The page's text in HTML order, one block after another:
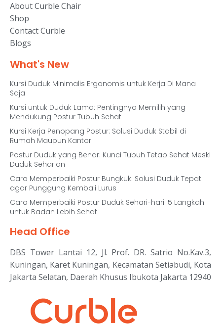
About Curble Chair
Shop
Contact Curble
Blogs
What's New
Kursi Duduk Minimalis Ergonomis untuk Kerja Di Mana
Saja
Kursi untuk Duduk Lama: Pentingnya Memilih yang
Mendukung Postur Tubuh Sehat
Kursi Kerja Penopang Postur: Solusi Duduk Stabil di
Rumah Maupun Kantor
Postur Duduk yang Benar: Kunci Tubuh Tetap Sehat Meski
Duduk Seharian
Cara Memperbaiki Postur Bungkuk: Solusi Duduk Tepat
agar Punggung Kembali Lurus
Cara Memperbaiki Postur Duduk Sehari-hari: 5 Langkah
untuk Badan Lebih Sehat
Head Office
DBS Tower Lantai 12, Jl. Prof. DR. Satrio No.Kav.3,
Kuningan, Karet Kuningan, Kecamatan Setiabudi, Kota
Jakarta Selatan, Daerah Khusus Ibukota Jakarta 12940